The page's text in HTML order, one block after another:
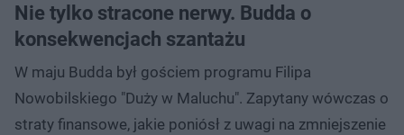
Nie tylko stracone nerwy. Budda o
konsekwencjach szantażu
W maju Budda był gościem programu Filipa
Nowobilskiego "Duży w Maluchu". Zapytany wówczas o
straty finansowe, jakie poniósł z uwagi na zmniejszenie